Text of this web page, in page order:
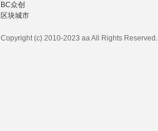
BC众创
区块城市
Copyright (c) 2010-2023 aa All Rights Reserved.